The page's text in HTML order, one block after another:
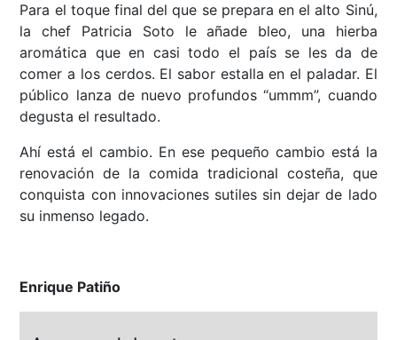
Para el toque final del que se prepara en el alto Sinú,
la chef Patricia Soto le añade bleo, una hierba
aromática que en casi todo el país se les da de
comer a los cerdos. El sabor estalla en el paladar. El
público lanza de nuevo profundos “ummm”, cuando
degusta el resultado.
Ahí está el cambio. En ese pequeño cambio está la
renovación de la comida tradicional costeña, que
conquista con innovaciones sutiles sin dejar de lado
su inmenso legado.
Enrique Patiño